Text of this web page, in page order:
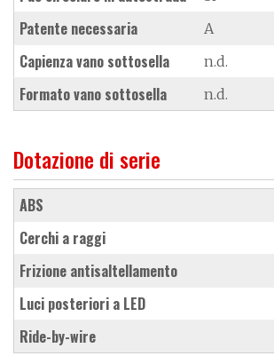
Patente necessaria A
Capienza vano sottosella n.d.
Formato vano sottosella n.d.
Dotazione di serie
ABS
cerchi a raggi
frizione antisaltellamento
luci posteriori a LED
ride-by-wire